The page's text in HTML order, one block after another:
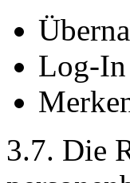
Log-In
3.7. Die